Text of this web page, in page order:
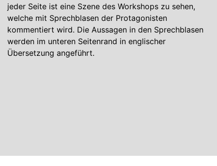
jeder Seite ist eine Szene des Workshops zu sehen,
welche mit Sprechblasen der Protagonisten
kommentiert wird. Die Aussagen in den Sprechblasen
werden im unteren Seitenrand in englischer
Übersetzung angeführt.